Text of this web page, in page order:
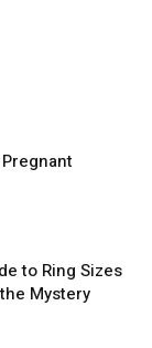
to Ring Sizes
Mystery